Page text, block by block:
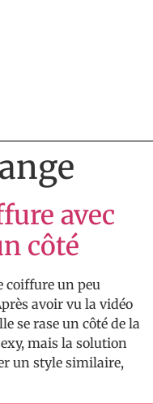
avec
côté
coiffure un peu
avoir vu la vidéo
se rase un côté de la
mais la solution
un style similaire,